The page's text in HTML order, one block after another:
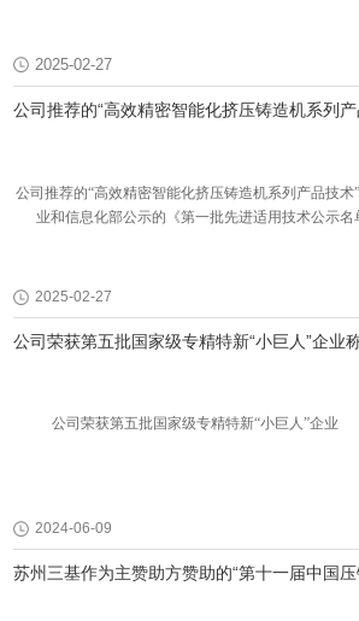
2025-02-27
公司推荐的“高效精密智能化挤压铸造机系列产
公司推荐的“高效精密智能化挤压铸造机系列产品技术
业和信息化部公示的《第一批先进适用技术公示名
2025-02-27
公司荣获第五批国家级专精特新“小巨人”企业
公司荣获第五批国家级专精特新“小巨人”企业
2024-06-09
苏州三基作为主赞助方赞助的“第十一届中国压